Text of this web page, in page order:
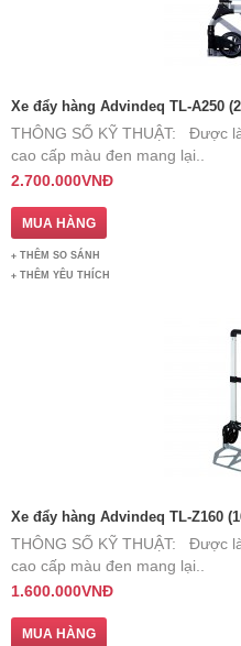
Xe đẩy hàng Advindeq TL-A250
THÔNG SỐ KỸ THUẬT: Được
cao cấp màu đen mang lại..
2.700.000VNĐ
THÊM SO SÁNH
THÊM YÊU THÍCH
Xe đẩy hàng Advindeq TL-Z160
THÔNG SỐ KỸ THUẬT: Được
cao cấp màu đen mang lại..
1.600.000VNĐ